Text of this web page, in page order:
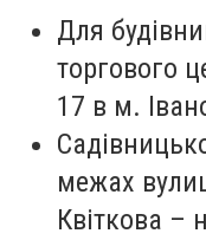
Для
торгового
17 в м.
межах
Квіткова –